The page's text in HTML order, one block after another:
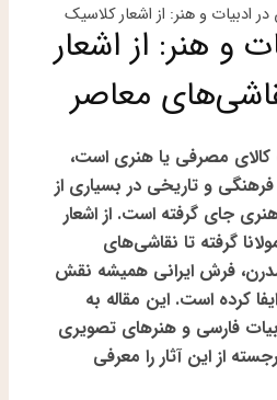
ادبیات و هنر: از اشعار کلاسیک
و هنر: از اشعار
معاصر
کالای مصرفی یا هنری است،
و تاریخی در بسیاری از
هنری جای گرفته است. از اشعار
گرفته تا نقاشی‌های
مدرن، فرش ایرانی همیشه نقش
کرده است. این مقاله به
فارسی و هنرهای تصویری
از این آثار را معرفی